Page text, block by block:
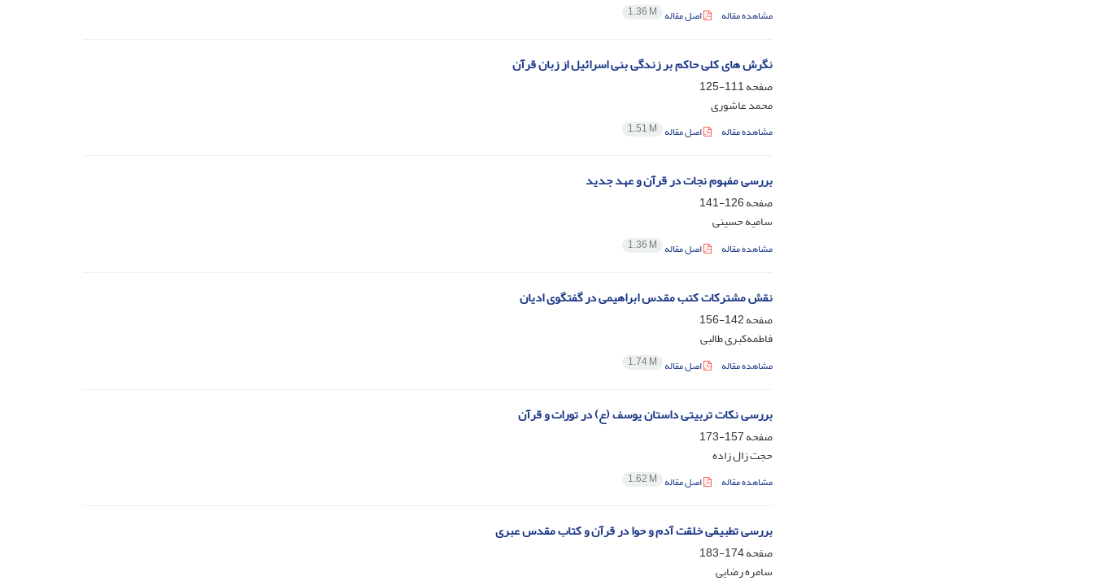
مشاهده مقاله اصل مقاله 1.36 M
نگرش های کلی حاکم بر زندگی بنی اسرائیل از زبان قرآن
صفحه111-125
محمد عاشوری
مشاهده مقاله اصل مقاله 1.51 M
بررسی مفهوم نجات در قرآن و عهد جدید
صفحه126-141
سامیه حسینی
مشاهده مقاله اصل مقاله 1.36 M
نقش مشترکات کتب مقدس ابراهیمی‌‌ ‌در گفتگوی ادیان
صفحه142-156
فاطمه‌کبری طالبی
مشاهده مقاله اصل مقاله 1.74 M
بررسی نکات تربیتی داستان یوسف (ع) در تورات و قرآن
صفحه157-173
حجت زال زاده
مشاهده مقاله اصل مقاله 1.62 M
بررسی تطبیقی خلقت آدم و حوا در قرآن و کتاب مقدس عبری
صفحه174-183
سامره رضایی